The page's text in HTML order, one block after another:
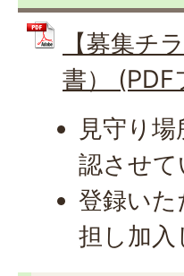
【募集チ
書） (PDF
見守り
認させて
登録い
担し加入